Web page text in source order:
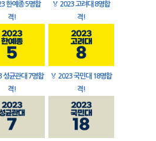
한예종 5명합
격!
🏅 2023 고려대 8명합
격!
성균관대 7명합
격!
🏅 2023 국민대 18명합
격!